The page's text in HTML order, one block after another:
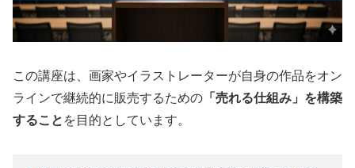
この講座は、画家やイラストレーターが自身の作品をオン
ラインで継続的に販売するための 「売れる仕組み」を構築
すること を目的としています。